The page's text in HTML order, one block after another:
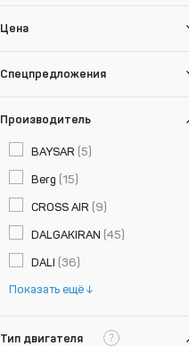
Цена
Спецпредложения
Производитель
BAYSAR (5)
Berg (15)
CROSS AIR (9)
DALGAKIRAN (45)
DALI (36)
Показать ещё
Тип двигателя ?